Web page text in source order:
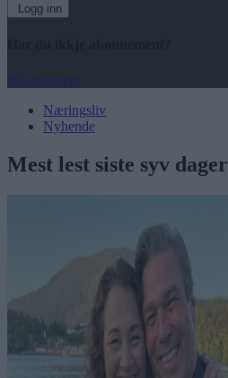
Logg inn
Bli abonnent
Næringsliv
Nyhende
Mest lest siste syv dager